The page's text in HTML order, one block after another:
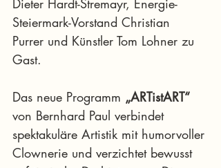
Steiermark-Vorstand Christian
Purrer und Künstler Tom Lohner zu
Gast.
Das neue Programm „ARTistART“
von Bernhard Paul verbindet
spektakuläre Artistik mit humorvoller
Clownerie und verzichtet bewusst